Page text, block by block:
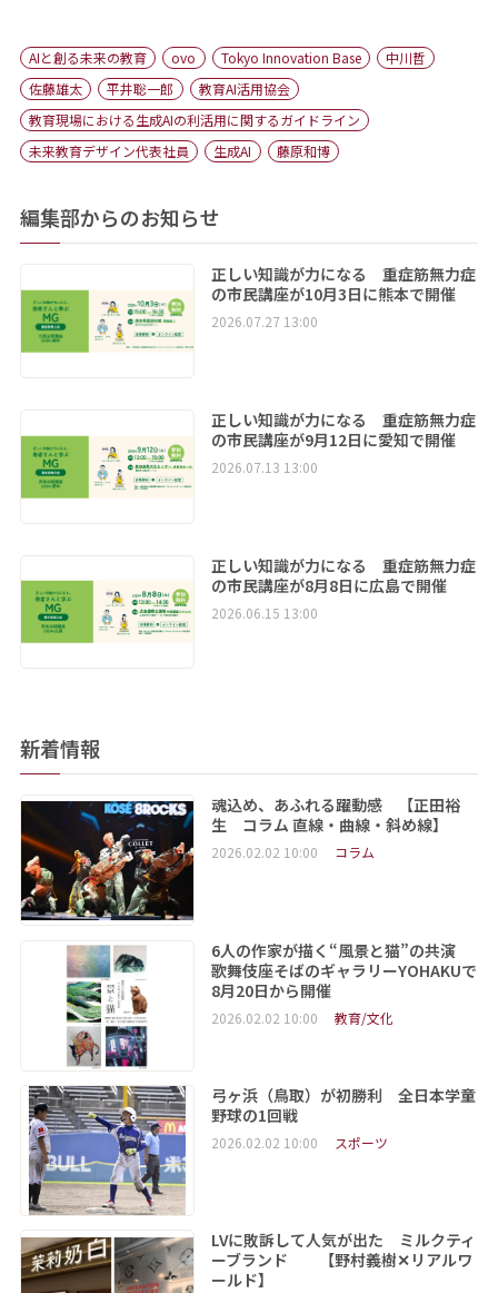
AIと創る未来の教育 ovo Tokyo Innovation Base
中川哲
佐藤雄太
平井聡一郎
教育AI活用協会
教育現場における生成AIの利活用に関するガイドライン
未来教育デザイン代表社員
生成AI 藤原和博
編集部からのお知らせ
正しい知識が力になる 重症筋無力症
の市民講座が10月3日に熊本で開催
2026.07.27 13:00
正しい知識が力になる 重症筋無力症
の市民講座が9月12日に愛知で開催
2026.07.13 13:00
正しい知識が力になる 重症筋無力症
の市民講座が8月8日に広島で開催
2026.06.15 13:00
新着情報
魂込め、あふれる躍動感 【正田裕
生 コラム 直線・曲線・斜め線】
2026.02.02 10:00 コラム
6人の作家が描く“風景と猫”の共演
歌舞伎座そばのギャラリーYOHAKUで
8月20日から開催
2026.02.02 10:00 教育/文化
弓ヶ浜（鳥取）が初勝利 全日本学童
野球の1回戦
2026.02.02 10:00 スポーツ
LVに敗訴して人気が出た ミルクティ
ーブランド 【野村義樹✕リアルワ
ールド】